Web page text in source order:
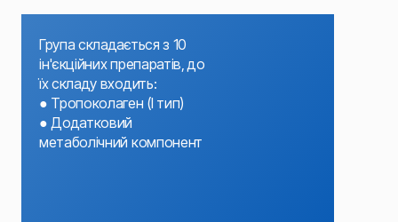
Група складається з 10
ін'єкційних препаратів, до
їх складу входить:
● Тропоколаген (I тип)
● Додатковий
метаболічний компонент